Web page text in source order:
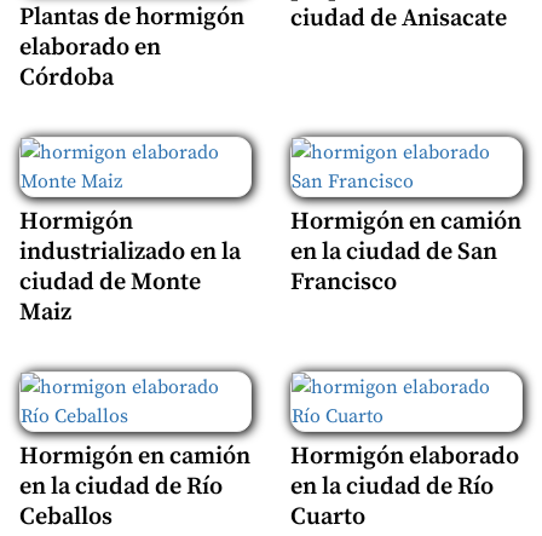
Plantas de hormigón
elaborado en
Córdoba
ciudad de Anisacate
Hormigón
industrializado en la
ciudad de Monte
Maiz
Hormigón en camión
en la ciudad de San
Francisco
Hormigón en camión
en la ciudad de Río
Ceballos
Hormigón elaborado
en la ciudad de Río
Cuarto